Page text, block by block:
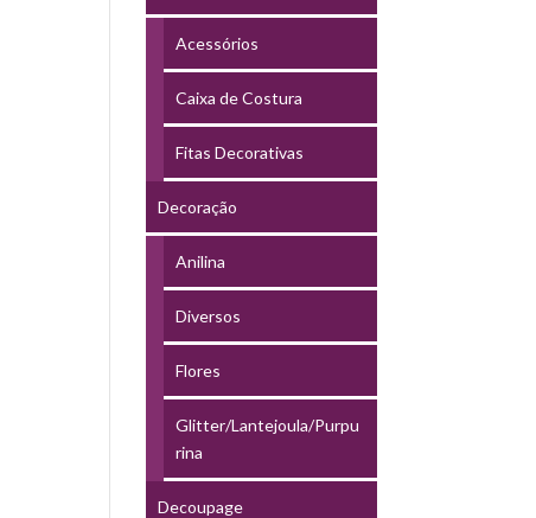
Acessórios
Caixa de Costura
Fitas Decorativas
Decoração
Anilina
Diversos
Flores
Glitter/Lantejoula/Purpu
rina
Decoupage